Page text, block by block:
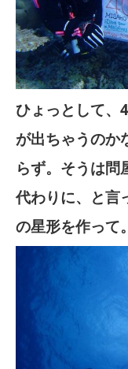
ひょっとして、
が出ちゃうのか
らず。そうは問
代わりに、と言
の星形を作って。